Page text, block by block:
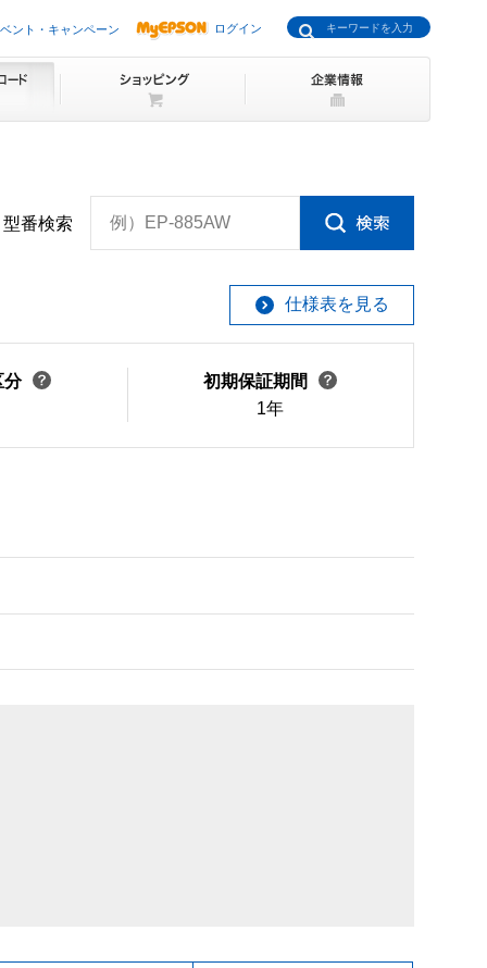
ント・キャンペーン ログイン
型番検索 例）EP-885AW
仕様表を見る
分
初期保証期間
1年